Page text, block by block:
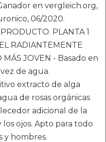
en vergleich.org,
06/2020.
PLANTA 1
RADIANTEMENTE
MÁS JOVEN - Basado en
de agua.
extracto de alga
de rosas orgánicas
adicional de la
los ojos. Apto para todo
y hombres.